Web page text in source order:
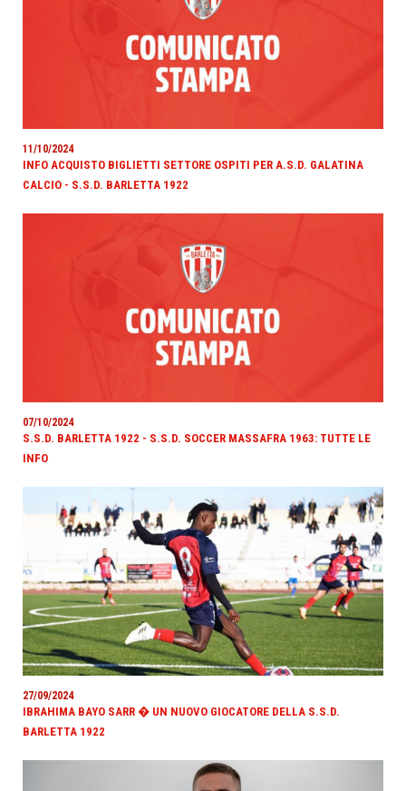
11/10/2024
INFO ACQUISTO BIGLIETTI SETTORE OSPITI PER A.S.D. GALATINA
CALCIO - S.S.D. BARLETTA 1922
07/10/2024
S.S.D. BARLETTA 1922 - S.S.D. SOCCER MASSAFRA 1963: TUTTE LE
INFO
27/09/2024
IBRAHIMA BAYO SARR � UN NUOVO GIOCATORE DELLA S.S.D.
BARLETTA 1922